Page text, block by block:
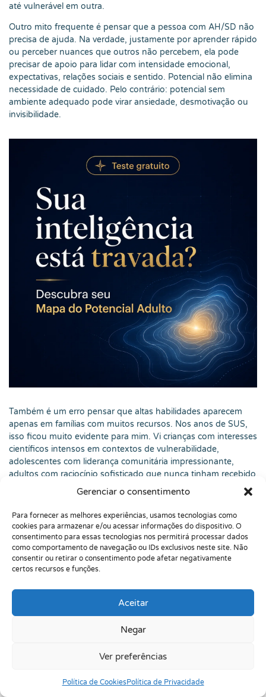
Gerenciar o consentimento
Para fornecer as melhores experiências, usamos tecnologias como
cookies para armazenar e/ou acessar informações do dispositivo. O
consentimento para essas tecnologias nos permitirá processar dados
como comportamento de navegação ou IDs exclusivos neste site. Não
consentir ou retirar o consentimento pode afetar negativamente
certos recursos e funções.
Aceitar
Negar
Ver preferências
Política de CookiesPolítica de Privacidade
até vulnerável em outra.
Outro mito frequente é pensar que a pessoa com AH/SD não
precisa de ajuda. Na verdade, justamente por aprender rápido
ou perceber nuances que outros não percebem, ela pode
precisar de apoio para lidar com intensidade emocional,
expectativas, relações sociais e sentido. Potencial não elimina
necessidade de cuidado. Pelo contrário: potencial sem
ambiente adequado pode virar ansiedade, desmotivação ou
invisibilidade.
Também é um erro pensar que altas habilidades aparecem
apenas em famílias com muitos recursos. Nos anos de SUS,
isso ficou muito evidente para mim. Vi crianças com interesses
científicos intensos em contextos de vulnerabilidade,
adolescentes com liderança comunitária impressionante,
adultos com raciocínio sofisticado que nunca tinham recebido
oportunidade de estudo compatível. Quando a gente limita o
🧭 Como eu explico para famílias: tipo não é
destino
Quando devolvo uma avaliação ou converso com uma família,
eu costumo dizer que identificar um tipo de manifestação não
a criança a virar pesquisadora. Um perfil artístico não obriga a
seguir carreira em arte. Um perfil de liderança não significa
que a pessoa precisa estar sempre à frente. O tipo ajuda a
como o potencial pede alimento
Na devolutiva, também tento cuidar da linguagem. Em vez de
dizer essa criança é genial, prefiro dizer que há indicadores
junto com necessidades específicas de apoio. Parece menos